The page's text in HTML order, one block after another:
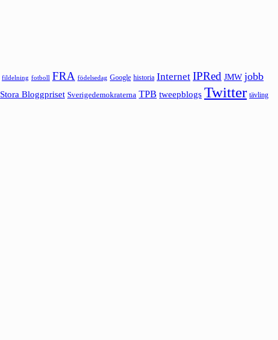
fildelning fotboll FRA födelsedag Google historia Internet IPRed JMW jobb
Stora Bloggpriset Sverigedemokraterna TPB tweepblogs Twitter tävling